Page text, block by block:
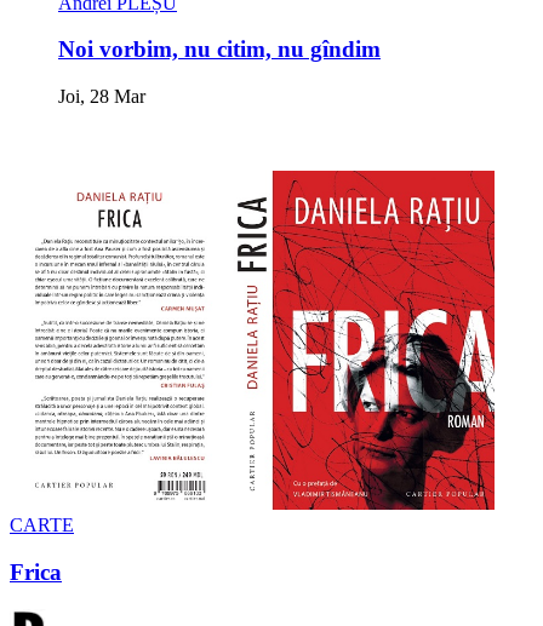
Noi vorbim, nu citim, nu gîndim
Joi, 28 Mar
CARTE
Frica